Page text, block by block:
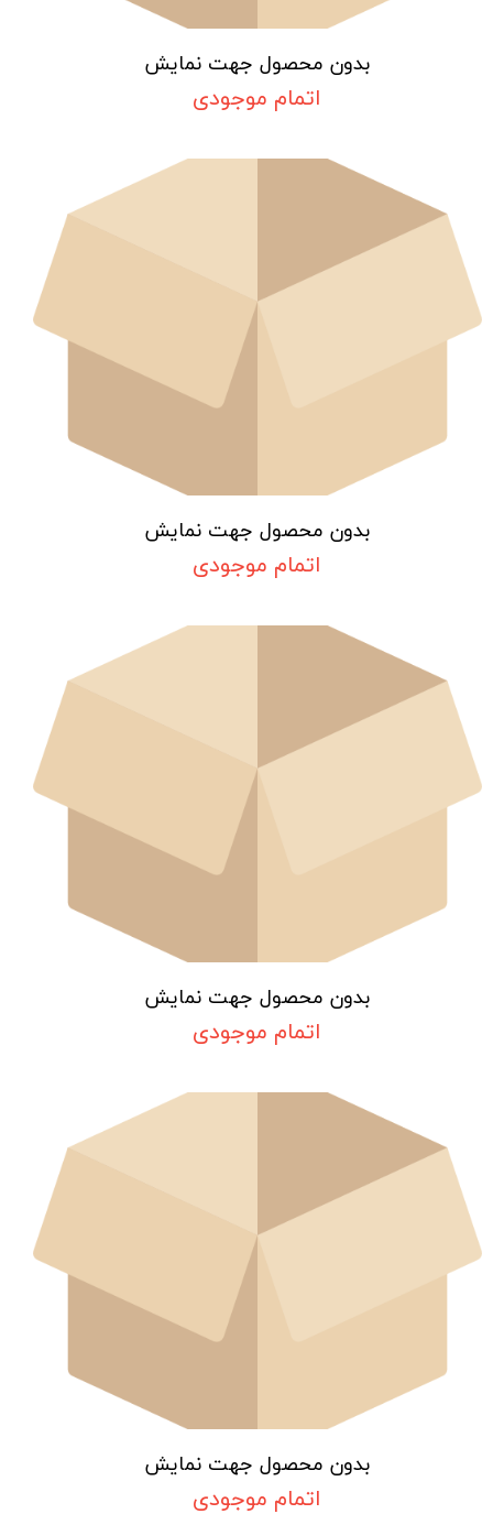
بدون محصول جهت نمایش
اتمام موجودی
بدون محصول جهت نمایش
اتمام موجودی
بدون محصول جهت نمایش
اتمام موجودی
بدون محصول جهت نمایش
اتمام موجودی